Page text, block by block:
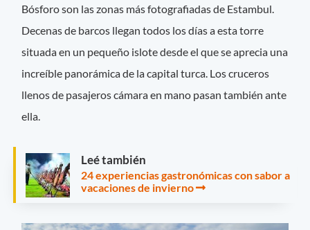
Bósforo son las zonas más fotografiadas de Estambul.
Decenas de barcos llegan todos los días a esta torre
situada en un pequeño islote desde el que se aprecia una
increíble panorámica de la capital turca. Los cruceros
llenos de pasajeros cámara en mano pasan también ante
ella.
Leé también
24 experiencias gastronómicas con sabor a
vacaciones de invierno